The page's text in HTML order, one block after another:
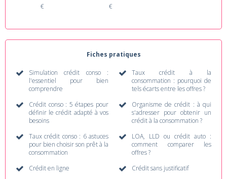
€
€
Fiches pratiques
Simulation crédit conso :
l'essentiel pour bien
comprendre
Taux crédit à la
consommation : pourquoi de
tels écarts entre les offres ?
Crédit conso : 5 étapes pour
définir le crédit adapté à vos
besoins
Organisme de crédit : à qui
s'adresser pour obtenir un
crédit à la consommation ?
Taux crédit conso : 6 astuces
pour bien choisir son prêt à la
consommation
LOA, LLD ou crédit auto :
comment comparer les
offres ?
Crédit en ligne
Crédit sans justificatif